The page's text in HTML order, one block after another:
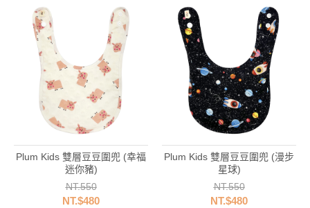
Plum Kids 雙層豆豆圍兜 (幸福
迷你豬)
NT.550
NT.$480
Plum Kids 雙層豆豆圍兜 (漫步
星球)
NT.550
NT.$480